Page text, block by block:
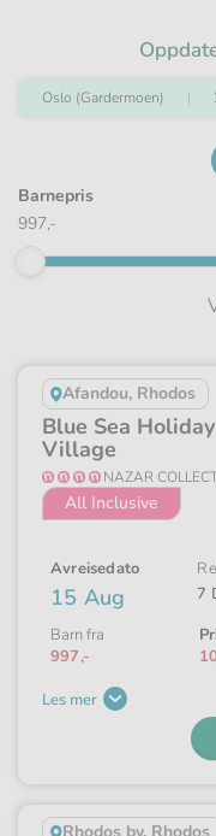
Oslo (Gardermoen)
Barnepris
997,-
Afandou, Rhodos
Blue Sea Holiday
Village
NAZAR
All Inclusive
Avreisedato
15 Aug
7
Barn fra
997,-
Les mer